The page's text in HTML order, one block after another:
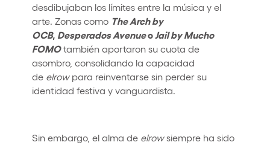
desdibujaban los límites entre la música y el
arte. Zonas como The Arch by
OCB, Desperados Avenueo Jail by Mucho
FOMOtambién aportaron su cuota de
asombro, consolidando la capacidad
de elrowpara reinventarse sin perder su
identidad festiva y vanguardista.
Sin embargo, el alma de elrowsiempre ha sido